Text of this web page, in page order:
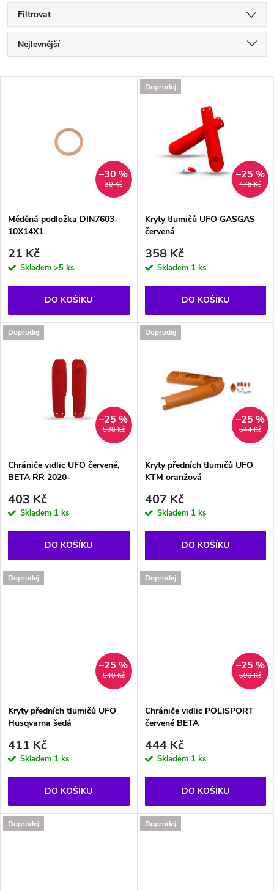
Filtrovat
Ř
a
p
r
o
d
Nejlevnější
s
p
r
d
ů
30 Kč
–30 %
Měděná podložka DIN7603-
10X14X1
21 Kč
Skladem >5 ks
DO KOŠÍKU
Doprodej
478 Kč
–25 %
Kryty tlumičů UFO GASGAS
červená
358 Kč
Skladem 1 ks
DO KOŠÍKU
Doprodej
538 Kč
–25 %
Chrániče vidlic UFO červené,
BETA RR 2020-
403 Kč
Skladem 1 ks
DO KOŠÍKU
Doprodej
544 Kč
–25 %
Kryty předních tlumičů UFO
KTM oranžová
407 Kč
Skladem 1 ks
DO KOŠÍKU
Doprodej
549 Kč
–25 %
Kryty předních tlumičů UFO
Husqvarna šedá
411 Kč
Skladem 1 ks
DO KOŠÍKU
Doprodej
593 Kč
–25 %
Chrániče vidlic POLISPORT
červené BETA
444 Kč
Skladem 1 ks
DO KOŠÍKU
Doprodej Doprodej